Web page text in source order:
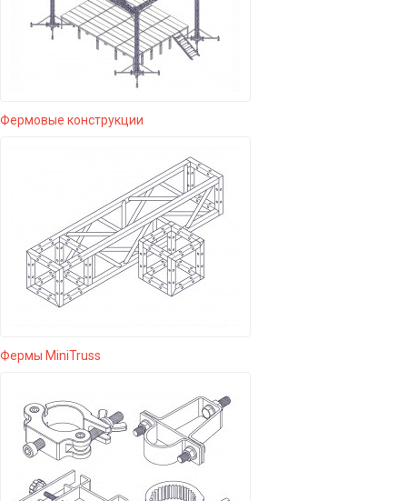
Фермовые конструкции
Фермы MiniTruss